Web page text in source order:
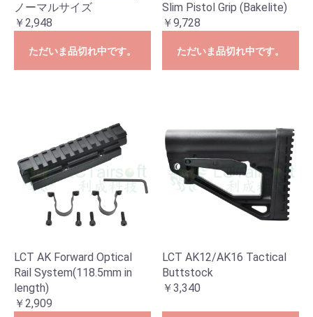
ノーマルサイズ
￥2,948
ただいま品切れ中です。
Slim Pistol Grip (Bakelite)
￥9,728
ただいま品切れ中です。
LCT AK Forward Optical
Rail System(118.5mm in
length)
￥2,909
LCT AK12/AK16 Tactical
Buttstock
￥3,340